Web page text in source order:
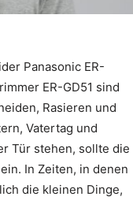
Panasonic ER-
ER-GD51 sind
Rasieren und
Vatertag und
Tür stehen, sollte die
In Zeiten, in denen
die kleinen Dinge,